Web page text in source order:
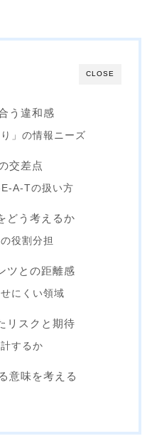
CLOSE
う違和感
」の情報ニーズ
交差点
A-Tの扱い方
どう考えるか
役割分担
ツとの距離感
にくい領域
リスクと期待
するか
意味を考える